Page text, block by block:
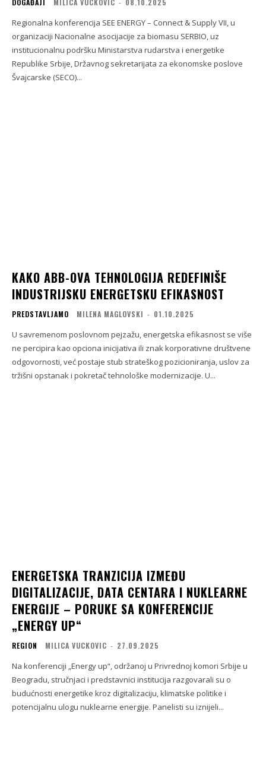
DOGAĐAJI MILICA VUCKOVIC - 08.10.2025
Regionalna konferencija SEE ENERGY – Connect & Supply VII, u
organizaciji Nacionalne asocijacije za biomasu SERBIO, uz
institucionalnu podršku Ministarstva rudarstva i energetike
Republike Srbije, Državnog sekretarijata za ekonomske poslove
Švajcarske (SECO)...
KAKO ABB-OVA TEHNOLOGIJA REDEFINIŠE
INDUSTRIJSKU ENERGETSKU EFIKASNOST
PREDSTAVLJAMO MILENA MAGLOVSKI - 01.10.2025
U savremenom poslovnom pejzažu, energetska efikasnost se više
ne percipira kao opciona inicijativa ili znak korporativne društvene
odgovornosti, već postaje stub strateškog pozicioniranja, uslov za
tržišni opstanak i pokretač tehnološke modernizacije. U...
ENERGETSKA TRANZICIJA IZMEĐU
DIGITALIZACIJE, DATA CENTARA I NUKLEARNE
ENERGIJE – PORUKE SA KONFERENCIJE
„ENERGY UP“
REGION MILICA VUCKOVIC - 27.09.2025
Na konferenciji „Energy up“, održanoj u Privrednoj komori Srbije u
Beogradu, stručnjaci i predstavnici institucija razgovarali su o
budućnosti energetike kroz digitalizaciju, klimatske politike i
potencijalnu ulogu nuklearne energije. Panelisti su iznijeli...